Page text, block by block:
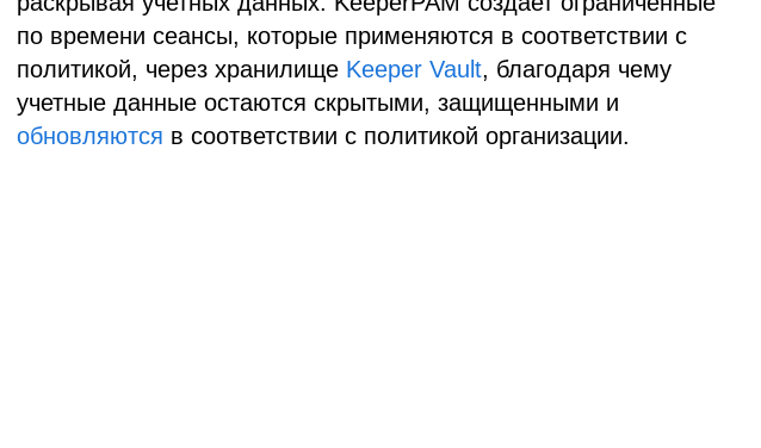
по времени сеансы, которые применяются в соответствии с
политикой, через хранилище Keeper Vault, благодаря чему
учетные данные остаются скрытыми, защищенными и
обновляются в соответствии с политикой организации.